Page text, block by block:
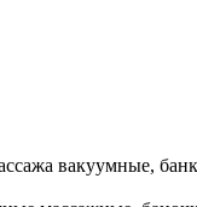
вакуумные,